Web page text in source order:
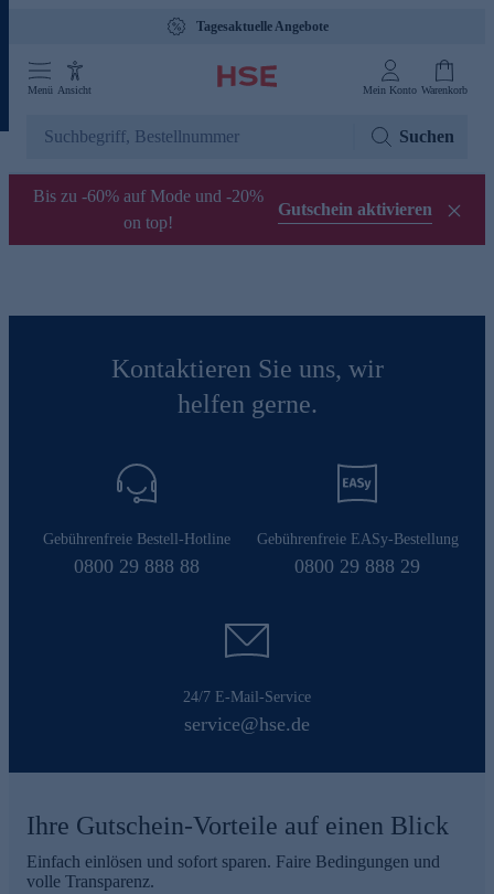
Tagesaktuelle Angebote
Menü Ansicht Mein Konto Warenkorb
Suchen
Bis zu -60% auf Mode und -20%
on top!
Gutschein aktivieren
Kontaktieren Sie uns, wir
helfen gerne.
Gebührenfreie Bestell-Hotline
0800 29 888 88
Gebührenfreie EASy-Bestellung
0800 29 888 29
24/7 E-Mail-Service
service@hse.de
Ihre Gutschein-Vorteile auf einen Blick
Einfach einlösen und sofort sparen. Faire Bedingungen und
volle Transparenz.